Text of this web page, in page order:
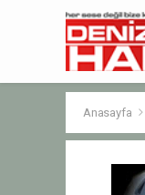
Anasayfa